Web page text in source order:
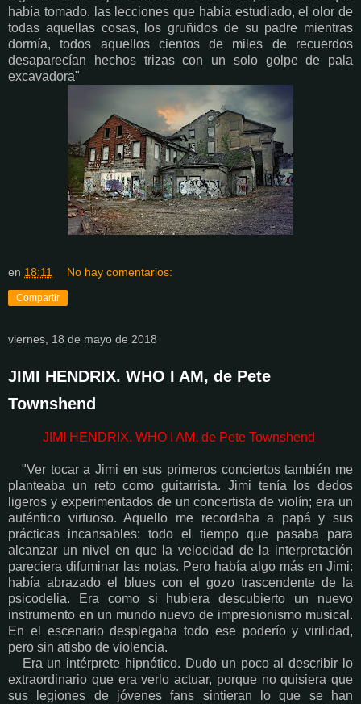
había tomado, las lecciones que había estudiado, el olor de
todas aquellas cosas, los gruñidos de su padre mientras
dormía, todos aquellos cientos de miles de recuerdos
desaparecían hechos trizas con un solo golpe de pala
excavadora"
en 18:11 No hay comentarios:
Compartir
viernes, 18 de mayo de 2018
JIMI HENDRIX. WHO I AM, de Pete
Townshend
JIMI HENDRIX. WHO I AM, de Pete Townshend
"Ver tocar a Jimi en sus primeros conciertos también me
planteaba un reto como guitarrista. Jimi tenía los dedos
ligeros y experimentados de un concertista de violín; era un
auténtico virtuoso. Aquello me recordaba a papá y sus
prácticas incansables: todo el tiempo que pasaba para
alcanzar un nivel en que la velocidad de la interpretación
pareciera difuminar las notas. Pero había algo más en Jimi:
había abrazado el blues con el gozo trascendente de la
psicodelia. Era como si hubiera descubierto un nuevo
instrumento en un mundo nuevo de impresionismo musical.
En el escenario desplegaba todo ese poderío y virilidad,
pero sin atisbo de violencia.
Era un intérprete hipnótico. Dudo un poco al describir lo
extraordinario que era verlo actuar, porque no quisiera que
sus legiones de jóvenes fans sintieran lo que se han